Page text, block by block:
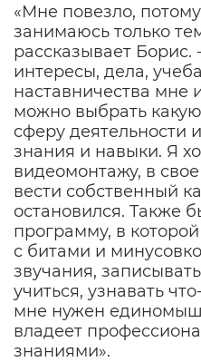
«Мне повезло,
занимаюсь только
рассказывает Борис.
интересы, дела,
наставничества мне
можно выбрать
сферу деятельности
знания и навыки. Я
видеомонтажу, в
вести собственный
остановился. Также
программу, в
с битами и
звучания,
учиться, узнавать
мне нужен
владеет
знаниями».